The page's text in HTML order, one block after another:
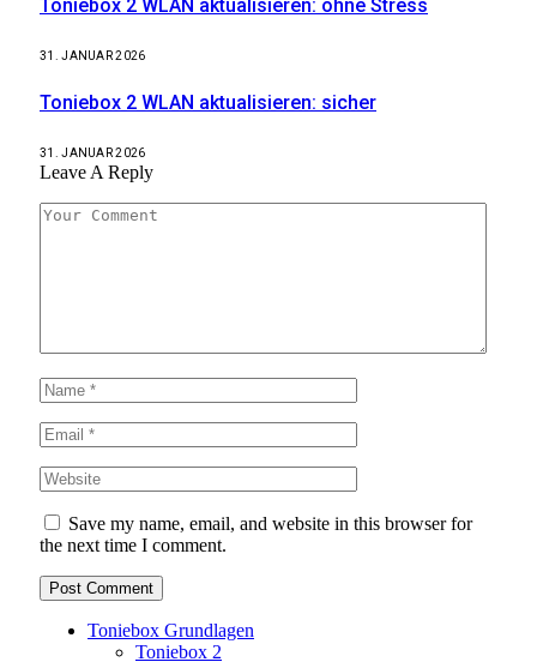
Toniebox 2 WLAN aktualisieren: ohne Stress
31. JANUAR 2026
Toniebox 2 WLAN aktualisieren: sicher
31. JANUAR 2026
Leave A Reply
Save my name, email, and website in this browser for
the next time I comment.
Toniebox Grundlagen
Toniebox 2